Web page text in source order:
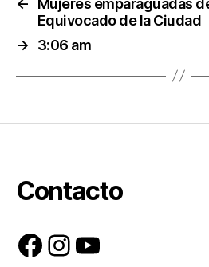
Equivocado de la Ciudad
→
3:06 am
Contacto
Facebook
Instagram
YouTube